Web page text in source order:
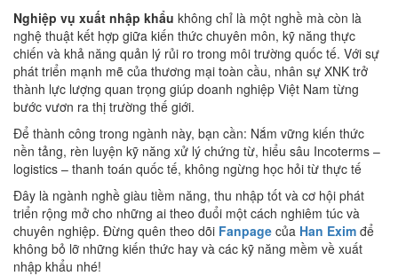
Nghiệp vụ xuất nhập khẩu không chỉ là một nghề mà còn là
nghệ thuật kết hợp giữa kiến thức chuyên môn, kỹ năng thực
chiến và khả năng quản lý rủi ro trong môi trường quốc tế. Với sự
phát triển mạnh mẽ của thương mại toàn cầu, nhân sự XNK trở
thành lực lượng quan trọng giúp doanh nghiệp Việt Nam từng
bước vươn ra thị trường thế giới.
Để thành công trong ngành này, bạn cần: Nắm vững kiến thức
nền tảng, rèn luyện kỹ năng xử lý chứng từ, hiểu sâu Incoterms –
logistics – thanh toán quốc tế, không ngừng học hỏi từ thực tế
Đây là ngành nghề giàu tiềm năng, thu nhập tốt và cơ hội phát
triển rộng mở cho những ai theo đuổi một cách nghiêm túc và
chuyên nghiệp. Đừng quên theo dõi Fanpage của Han Exim để
không bỏ lỡ những kiến thức hay và các kỹ năng mềm về xuất
nhập khẩu nhé!